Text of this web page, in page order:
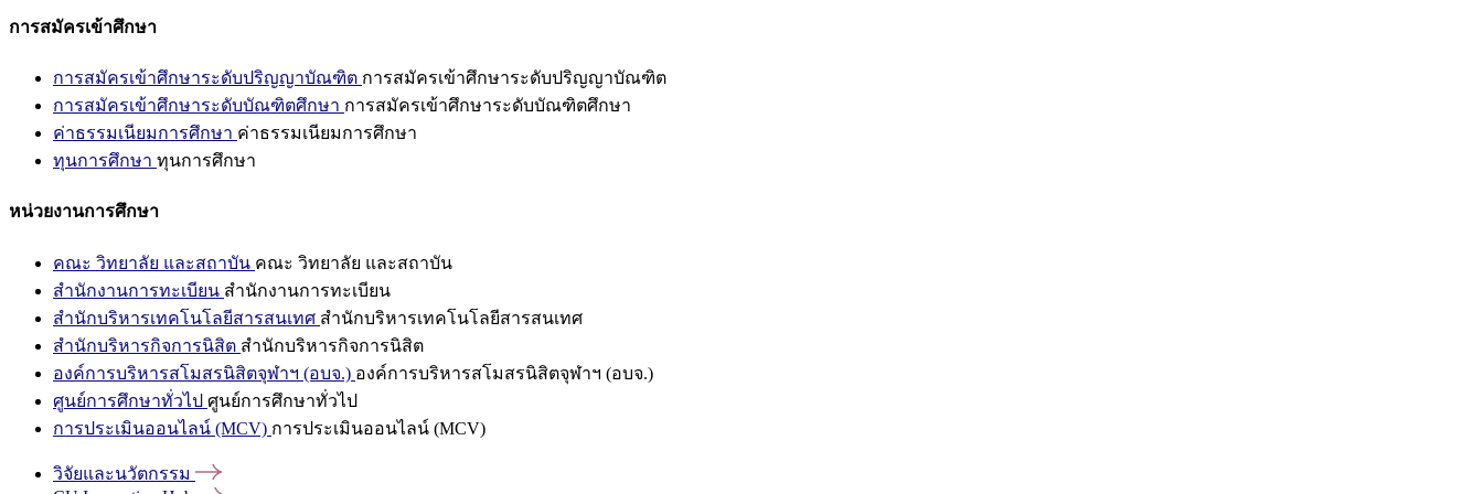
การสมัครเข้าศึกษา
การสมัครเข้าศึกษาระดับปริญญาบัณฑิต การสมัครเข้าศึกษาระดับปริญญาบัณฑิต
การสมัครเข้าศึกษาระดับบัณฑิตศึกษา การสมัครเข้าศึกษาระดับบัณฑิตศึกษา
ค่าธรรมเนียมการศึกษา ค่าธรรมเนียมการศึกษา
ทุนการศึกษา ทุนการศึกษา
หน่วยงานการศึกษา
คณะ วิทยาลัย และสถาบัน คณะ วิทยาลัย และสถาบัน
สำนักงานการทะเบียน สำนักงานการทะเบียน
สำนักบริหารเทคโนโลยีสารสนเทศ สำนักบริหารเทคโนโลยีสารสนเทศ
สำนักบริหารกิจการนิสิต สำนักบริหารกิจการนิสิต
องค์การบริหารสโมสรนิสิตจุฬาฯ (อบจ.) องค์การบริหารสโมสรนิสิตจุฬาฯ (อบจ.)
ศูนย์การศึกษาทั่วไป ศูนย์การศึกษาทั่วไป
การประเมินออนไลน์ (MCV) การประเมินออนไลน์ (MCV)
วิจัยและนวัตกรรม